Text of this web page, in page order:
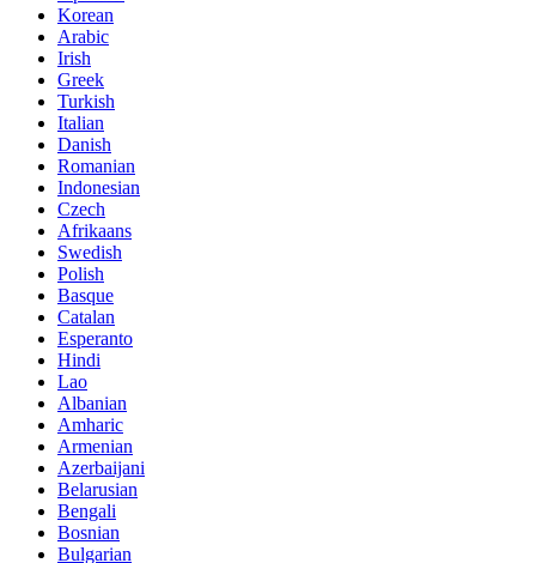
Korean
Arabic
Irish
Greek
Turkish
Italian
Danish
Romanian
Indonesian
Czech
Afrikaans
Swedish
Polish
Basque
Catalan
Esperanto
Hindi
Lao
Albanian
Amharic
Armenian
Azerbaijani
Belarusian
Bengali
Bosnian
Bulgarian